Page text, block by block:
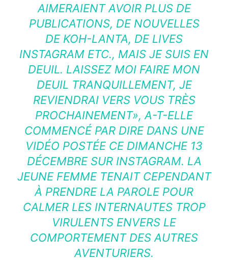
AIMERAIENT AVOIR PLUS DE
PUBLICATIONS, DE NOUVELLES
DE KOH-LANTA, DE LIVES
INSTAGRAM ETC., MAIS JE SUIS EN
DEUIL. LAISSEZ MOI FAIRE MON
DEUIL TRANQUILLEMENT, JE
REVIENDRAI VERS VOUS TRÈS
PROCHAINEMENT», A-T-ELLE
COMMENCÉ PAR DIRE DANS UNE
VIDÉO POSTÉE CE DIMANCHE 13
DÉCEMBRE SUR INSTAGRAM. LA
JEUNE FEMME TENAIT CEPENDANT
À PRENDRE LA PAROLE POUR
CALMER LES INTERNAUTES TROP
VIRULENTS ENVERS LE
COMPORTEMENT DES AUTRES
AVENTURIERS.